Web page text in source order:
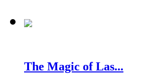
The Magic of Las...